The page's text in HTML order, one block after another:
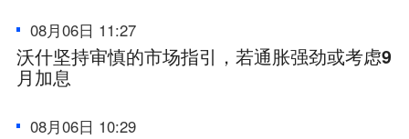
08月06日 11:27
沃什坚持审慎的市场指引，若通胀强劲或考虑9
月加息
08月06日 10:29